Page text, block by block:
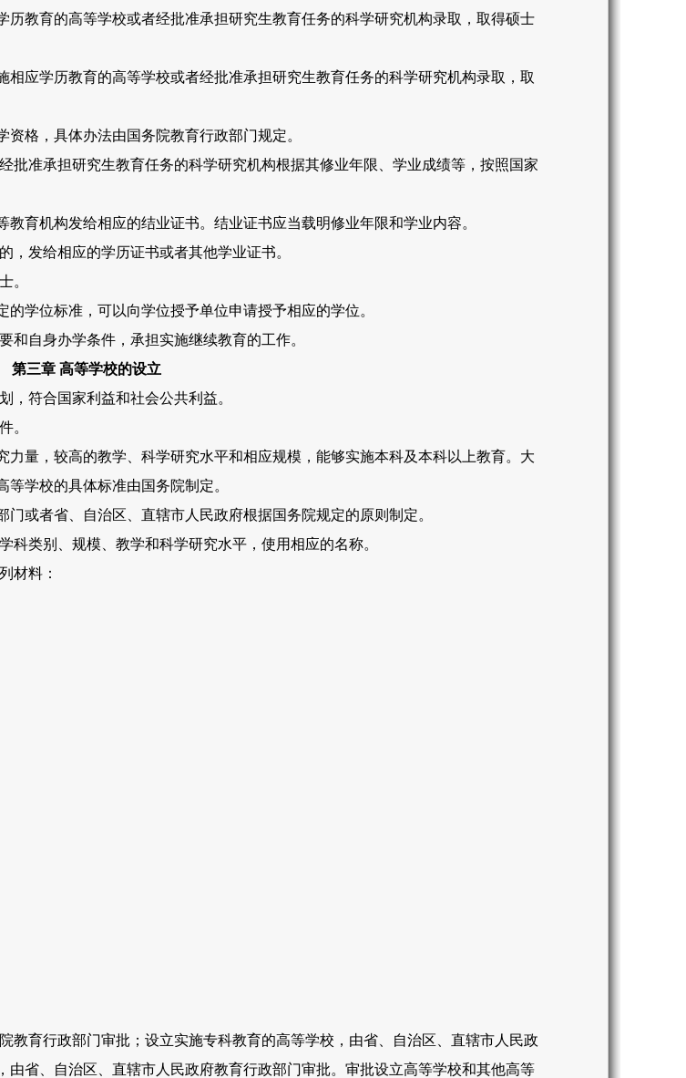
教育的高等学校或者经批准承担研究生教育任务的科学研究机构录取，取得硕士
学历教育的高等学校或者经批准承担研究生教育任务的科学研究机构录取，取
格，具体办法由国务院教育行政部门规定。
准承担研究生教育任务的科学研究机构根据其修业年限、学业成绩等，按照国家
机构发给相应的结业证书。结业证书应当载明修业年限和学业内容。
发给相应的学历证书或者其他学业证书。
。
位标准，可以向学位授予单位申请授予相应的学位。
自身办学条件，承担实施继续教育的工作。
第三章 高等学校的设立
符合国家利益和社会公共利益。
。
，较高的教学、科学研究水平和相应规模，能够实施本科及本科以上教育。大
学校的具体标准由国务院制定。
者省、自治区、直辖市人民政府根据国务院规定的原则制定。
类别、规模、教学和科学研究水平，使用相应的名称。
材料：
育行政部门审批；设立实施专科教育的高等学校，由省、自治区、直辖市人民政
省、自治区、直辖市人民政府教育行政部门审批。审批设立高等学校和其他高等